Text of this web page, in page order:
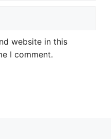
website in this
I comment.